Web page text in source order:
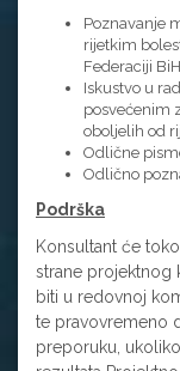
Poznavanje
rijetkim
Federaciji
Iskustvo u
posvećenim
oboljelih od
Odlične
Odlično
Podrška
Konsultant će
strane projektnog
biti u redovnoj
te pravovremeno
preporuku,